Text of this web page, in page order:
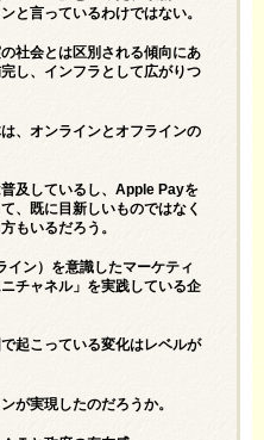
と言っているわけではない。
社会とは区別される傾向にあ
し、インフラとして広がりつ
、オンラインとオフラインの
及しているし、Apple Payを
、既に目新しいものではなく
もいるだろう。
イン）を意識したマーケティ
チャネル」を実践している企
起こっている変化はレベルが
が実現したのだろうか。